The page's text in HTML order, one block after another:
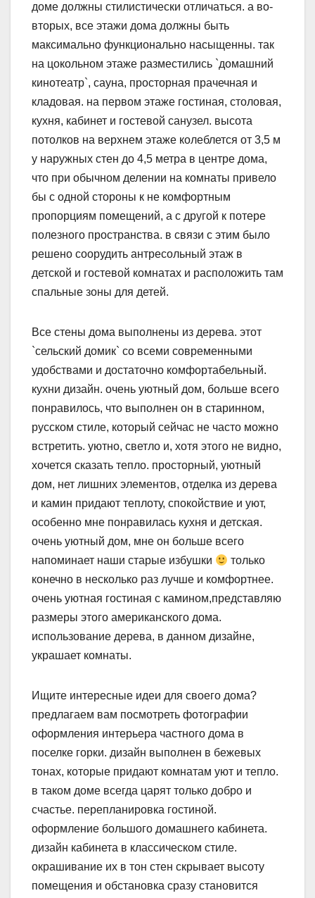
доме должны стилистически отличаться. а во-
вторых, все этажи дома должны быть
максимально функционально насыщенны. так
на цокольном этаже разместились `домашний
кинотеатр`, сауна, просторная прачечная и
кладовая. на первом этаже гостиная, столовая,
кухня, кабинет и гостевой санузел. высота
потолков на верхнем этаже колеблется от 3,5 м
у наружных стен до 4,5 метра в центре дома,
что при обычном делении на комнаты привело
бы с одной стороны к не комфортным
пропорциям помещений, а с другой к потере
полезного пространства. в связи с этим было
решено соорудить антресольный этаж в
детской и гостевой комнатах и расположить там
спальные зоны для детей.
Все стены дома выполнены из дерева. этот
`сельский домик` со всеми современными
удобствами и достаточно комфортабельный.
кухни дизайн. очень уютный дом, больше всего
понравилось, что выполнен он в старинном,
русском стиле, который сейчас не часто можно
встретить. уютно, светло и, хотя этого не видно,
хочется сказать тепло. просторный, уютный
дом, нет лишних элементов, отделка из дерева
и камин придают теплоту, спокойствие и уют,
особенно мне понравилась кухня и детская.
очень уютный дом, мне он больше всего
напоминает наши старые избушки
только
конечно в несколько раз лучше и комфортнее.
очень уютная гостиная с камином,представляю
размеры этого американского дома.
использование дерева, в данном дизайне,
украшает комнаты.
Ищите интересные идеи для своего дома?
предлагаем вам посмотреть фотографии
оформления интерьера частного дома в
поселке горки. дизайн выполнен в бежевых
тонах, которые придают комнатам уют и тепло.
в таком доме всегда царят только добро и
счастье. перепланировка гостиной.
оформление большого домашнего кабинета.
дизайн кабинета в классическом стиле.
окрашивание их в тон стен скрывает высоту
помещения и обстановка сразу становится